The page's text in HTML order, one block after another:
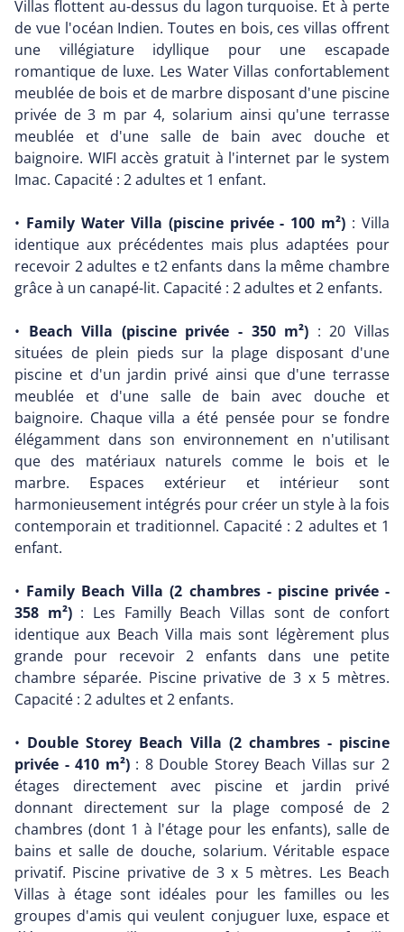
Villas flottent au-dessus du lagon turquoise. Et à perte
de vue l'océan Indien. Toutes en bois, ces villas offrent
une villégiature idyllique pour une escapade
romantique de luxe. Les Water Villas confortablement
meublée de bois et de marbre disposant d'une piscine
privée de 3 m par 4, solarium ainsi qu'une terrasse
meublée et d'une salle de bain avec douche et
baignoire. WIFI accès gratuit à l'internet par le system
Imac. Capacité : 2 adultes et 1 enfant.
• Family Water Villa (piscine privée - 100 m²) : Villa
identique aux précédentes mais plus adaptées pour
recevoir 2 adultes e t2 enfants dans la même chambre
grâce à un canapé-lit. Capacité : 2 adultes et 2 enfants.
• Beach Villa (piscine privée - 350 m²) : 20 Villas
situées de plein pieds sur la plage disposant d'une
piscine et d'un jardin privé ainsi que d'une terrasse
meublée et d'une salle de bain avec douche et
baignoire. Chaque villa a été pensée pour se fondre
élégamment dans son environnement en n'utilisant
que des matériaux naturels comme le bois et le
marbre. Espaces extérieur et intérieur sont
harmonieusement intégrés pour créer un style à la fois
contemporain et traditionnel. Capacité : 2 adultes et 1
enfant.
• Family Beach Villa (2 chambres - piscine privée -
358 m²): Les Familly Beach Villas sont de confort
identique aux Beach Villa mais sont légèrement plus
grande pour recevoir 2 enfants dans une petite
chambre séparée. Piscine privative de 3 x 5 mètres.
Capacité : 2 adultes et 2 enfants.
• Double Storey Beach Villa (2 chambres - piscine
privée - 410 m²): 8 Double Storey Beach Villas sur 2
étages directement avec piscine et jardin privé
donnant directement sur la plage composé de 2
chambres (dont 1 à l'étage pour les enfants), salle de
bains et salle de douche, solarium. Véritable espace
privatif. Piscine privative de 3 x 5 mètres. Les Beach
Villas à étage sont idéales pour les familles ou les
groupes d'amis qui veulent conjuguer luxe, espace et